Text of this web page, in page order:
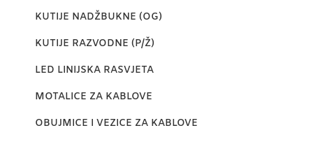
KUTIJE NADŽBUKNE (OG)
KUTIJE RAZVODNE (P/Ž)
LED LINIJSKA RASVJETA
MOTALICE ZA KABLOVE
OBUJMICE I VEZICE ZA KABLOVE